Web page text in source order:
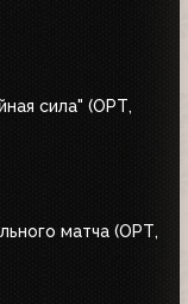
сила" (ОРТ,
матча (ОРТ,